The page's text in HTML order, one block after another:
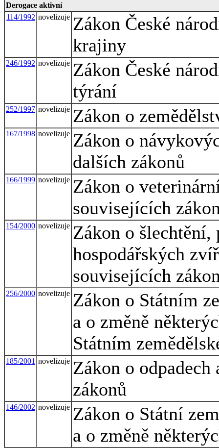
Derogace aktivní
114/1992 novelizuje Zákon České
krajiny
246/1992 novelizuje Zákon České
týrání
252/1997 novelizuje Zákon o
167/1998 novelizuje Zákon o
dalších zákonů
166/1999 novelizuje Zákon o
souvisejících
154/2000 novelizuje Zákon o šlechtění,
hospodářských
souvisejících
256/2000 novelizuje Zákon o Státním
a o změně
Státním
185/2001 novelizuje Zákon o
zákonů
146/2002 novelizuje Zákon o Státní
a o změně